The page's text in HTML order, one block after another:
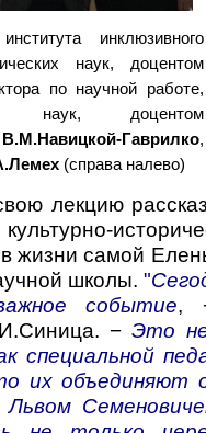
инклюзивного
наук, доцентом
по научной работе,
наук, доцентом
В.М.Навицкой-Гаврилко,
(справа налево)
лекцию
в жизни самой
школы. "
событие,
−Это
специальной
их объединяют